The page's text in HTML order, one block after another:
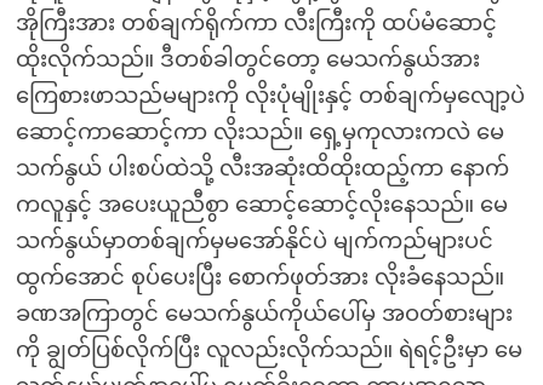
အိုကြီးအား တစ်ချက်ရိုက်ကာ လီးကြီးကို ထပ်မံဆောင့်
ထိုးလိုက်သည်။ ဒီတစ်ခါတွင်တော့ မေသက်နွယ်အား
ကြေစားဖာသည်မများကို လိုးပုံမျိုးနှင့် တစ်ချက်မှလျော့ပဲ
ဆောင့်ကာဆောင့်ကာ လိုးသည်။ ရှေ့မှကုလားကလဲ မေ
သက်နွယ် ပါးစပ်ထဲသို့ လီးအဆုံးထိထိုးထည့်ကာ နောက်
ကလူနှင့် အပေးယူညီစွာ ဆောင့်ဆောင့်လိုးနေသည်။ မေ
သက်နွယ်မှာတစ်ချက်မှမအော်နိုင်ပဲ မျက်ကည်များပင်
ထွက်အောင် စုပ်ပေးပြီး စောက်ဖုတ်အား လိုးခံနေသည်။
ခဏအကြာတွင် မေသက်နွယ်ကိုယ်ပေါ်မှ အဝတ်စားများ
ကို ချွတ်ပြစ်လိုက်ပြီး လူလည်းလိုက်သည်။ ရဲရင့်ဦးမှာ မေ